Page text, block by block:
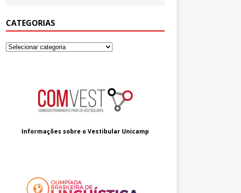
CATEGORIAS
Informações sobre o Vestibular Unicamp